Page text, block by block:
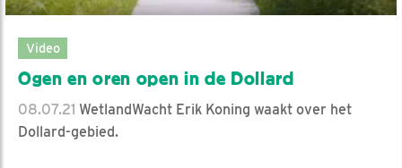
Video
Ogen en oren open in de Dollard
08.07.21 WetlandWacht Erik Koning waakt over het
Dollard-gebied.